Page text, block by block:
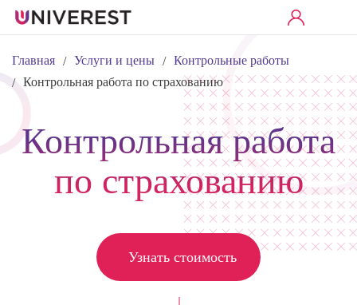
Главная / Услуги и цены / Контрольные работы
/ Контрольная работа по страхованию
Контрольная работа
по страхованию
Узнать стоимость